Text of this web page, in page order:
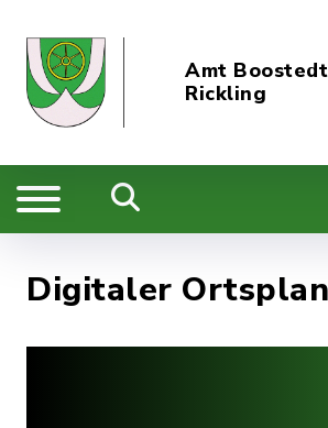
Amt
Rickling
Digitaler Ortsplan